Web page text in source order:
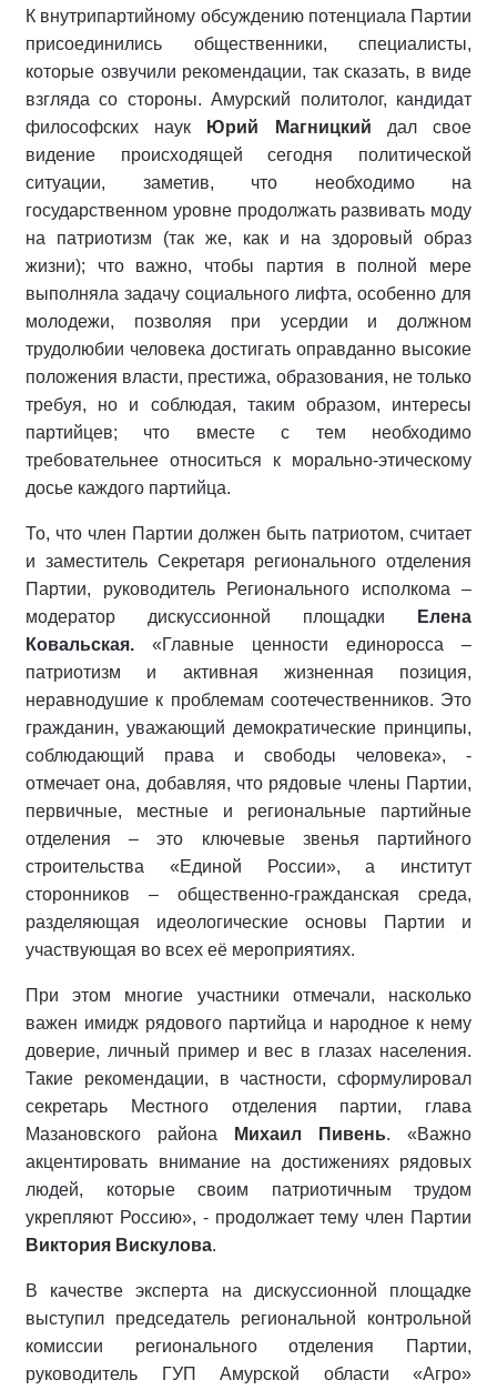
К внутрипартийному обсуждению потенциала Партии
присоединились общественники, специалисты,
которые озвучили рекомендации, так сказать, в виде
взгляда со стороны. Амурский политолог, кандидат
философских наук
Юрий Магницкий дал свое
видение происходящей сегодня политической
ситуации, заметив, что необходимо на
государственном уровне продолжать развивать моду
на патриотизм (так же, как и на здоровый образ
жизни); что важно, чтобы партия в полной мере
выполняла задачу социального лифта, особенно для
молодежи, позволяя при усердии и должном
трудолюбии человека достигать оправданно высокие
положения власти, престижа, образования, не только
требуя, но и соблюдая, таким образом, интересы
партийцев; что вместе с тем необходимо
требовательнее относиться к морально-этическому
досье каждого партийца.
То, что член Партии должен быть патриотом, считает
и заместитель Секретаря регионального отделения
Партии, руководитель Регионального исполкома –
модератор дискуссионной площадки
Елена
Ковальская. «Главные ценности единоросса –
патриотизм и активная жизненная позиция,
неравнодушие к проблемам соотечественников. Это
гражданин, уважающий демократические принципы,
соблюдающий права и свободы человека», -
отмечает она, добавляя, что рядовые члены Партии,
первичные, местные и региональные партийные
отделения – это ключевые звенья партийного
строительства «Единой России», а институт
сторонников – общественно-гражданская среда,
разделяющая идеологические основы Партии и
участвующая во всех её мероприятиях.
При этом многие участники отмечали, насколько
важен имидж рядового партийца и народное к нему
доверие, личный пример и вес в глазах населения.
Такие рекомендации, в частности, сформулировал
секретарь Местного отделения партии, глава
Мазановского района
Михаил Пивень. «Важно
акцентировать внимание на достижениях рядовых
людей, которые своим патриотичным трудом
укрепляют Россию», - продолжает тему член Партии
Виктория Вискулова.
В качестве эксперта на дискуссионной площадке
выступил председатель региональной контрольной
комиссии регионального отделения Партии,
руководитель ГУП Амурской области «Агро»